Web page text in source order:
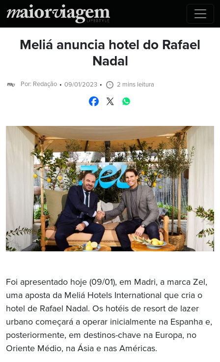
Meliá anuncia hotel do Rafael
Nadal
Por: Redação 09/01/2023 2 mins leitura
Foi apresentado hoje (09/01), em Madri, a marca Zel,
uma aposta da Meliá Hotels International que cria o
hotel de Rafael Nadal. Os hotéis de resort de lazer
urbano começará a operar inicialmente na Espanha e,
posteriormente, em destinos-chave na Europa, no
Oriente Médio, na Ásia e nas Américas.